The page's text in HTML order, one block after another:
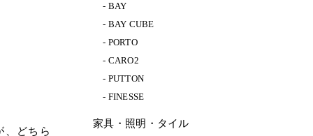
、どちら
BAY
BAY CUBE
PORTO
CARO2
PUTTON
FINESSE
家具・照明・タイル